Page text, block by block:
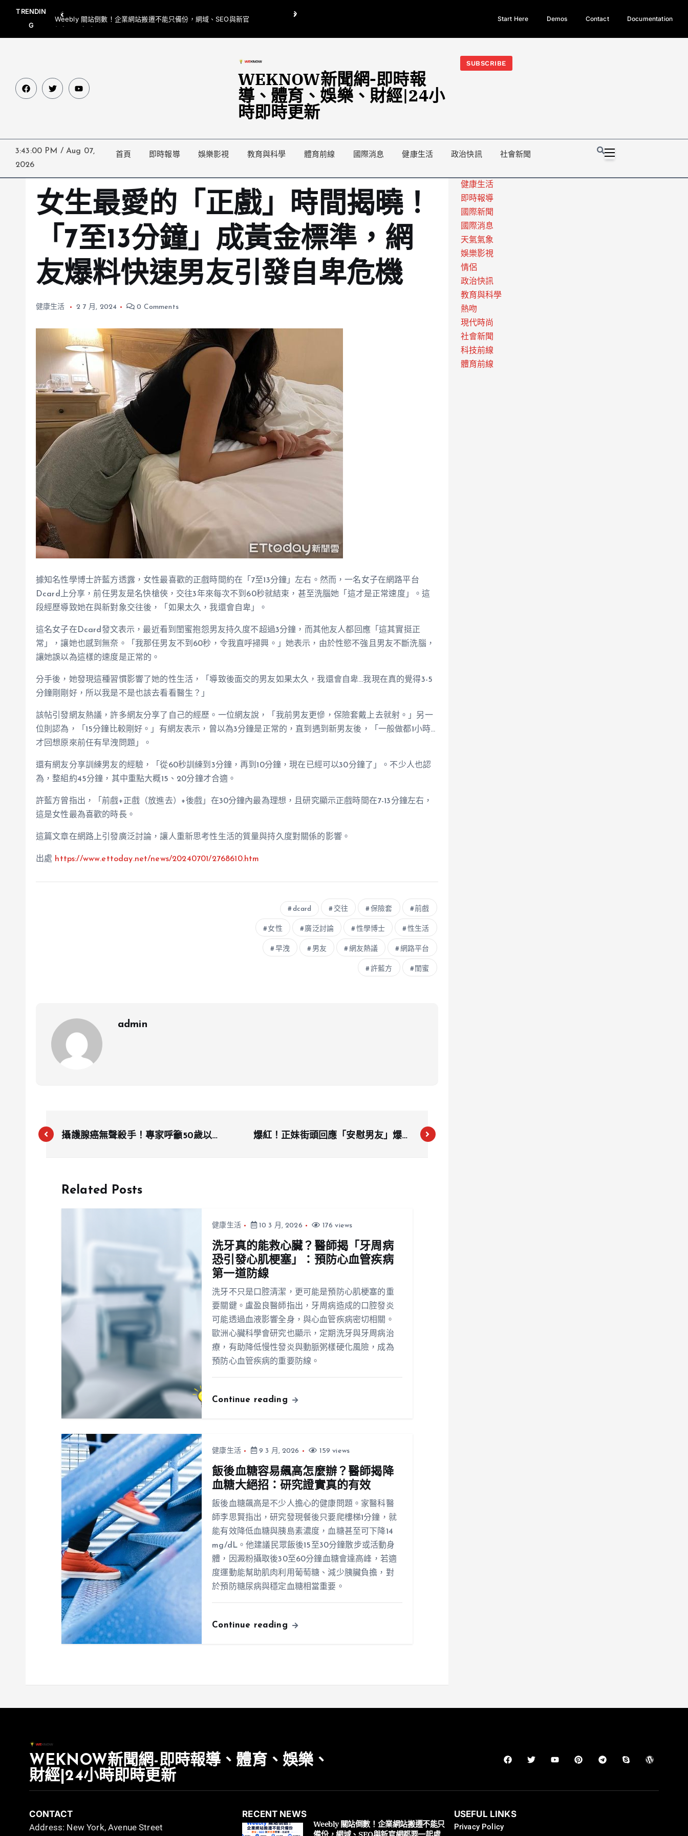
TRENDIN
G
Weebly 關站倒數！企業網站搬遷不能只備份，網域、SEO與新官
網都要一起處理
翁曉玲喊刪陸委會1295萬媒宣費惹議 梁文傑回「只能靠嘴巴」
今日熱門新聞TOP3｜西拉雅族正式成第17個原住民族、立院電競
光電場回
Start Here Demos Contact Documentation
WEKNOW新聞網-即時報
導、體育、娛樂、財經|24小
時即時更新
SUBSCRIBE
3:43:01 PM /
Aug 07,
2026
首頁 即時報導 娛樂影視 教育與科學 體育前線 國際消息 健康生活 政治快訊 社會新聞
女生最愛的「正戲」時間揭曉！
「7至13分鐘」成黃金標準，網
友爆料快速男友引發自卑危機
健康生活 2 7 月, 2024 0 Comments
據知名性學博士許藍方透露，女性最喜歡的正戲時間約在「7至13分鐘」左右。然而，一名女子在網路平台
Dcard上分享，前任男友是名快槍俠，交往3年來每次不到60秒就結束，甚至洗腦她「這才是正常速度」。這
段經歷導致她在與新對象交往後，「如果太久，我還會自卑」。
這名女子在Dcard發文表示，最近看到閨蜜抱怨男友持久度不超過3分鐘，而其他友人都回應「這其實挺正
常」，讓她也感到無奈。「我那任男友不到60秒，令我直呼掃興。」她表示，由於性慾不強且男友不斷洗腦，
讓她誤以為這樣的速度是正常的。
分手後，她發現這種習慣影響了她的性生活，「導致後面交的男友如果太久，我還會自卑…我現在真的覺得3-5
分鐘剛剛好，所以我是不是也該去看看醫生？」
該帖引發網友熱議，許多網友分享了自己的經歷。一位網友說，「我前男友更慘，保險套戴上去就射。」另一
位則認為，「15分鐘比較剛好。」有網友表示，曾以為3分鐘是正常的，直到遇到新男友後，「一般做都1小時…
才回想原來前任有早洩問題」。
還有網友分享訓練男友的經驗，「從60秒訓練到3分鐘，再到10分鐘，現在已經可以30分鐘了」。不少人也認
為，整組約45分鐘，其中重點大概15、20分鐘才合適。
許藍方曾指出，「前戲+正戲（放進去）+後戲」在30分鐘內最為理想，且研究顯示正戲時間在7-13分鐘左右，
這是女性最為喜歡的時長。
這篇文章在網路上引發廣泛討論，讓人重新思考性生活的質量與持久度對關係的影響。
出處 https://www.ettoday.net/news/20240701/2768610.htm
dcard 交往 保險套 前戲
女性 廣泛討論 性學博士 性生活
早洩 男友 網友熱議 網路平台
許藍方 閨蜜
admin
攝護腺癌無聲殺手！專家呼籲50歲以上
爆紅！正妹街頭回應「安慰男友」爆笑
Related Posts
健康生活 10 3 月, 2026 176 views
洗牙真的能救心臟？醫師揭「牙周病
恐引發心肌梗塞」：預防心血管疾病
第一道防線
洗牙不只是口腔清潔，更可能是預防心肌梗塞的重
要關鍵。盧盈良醫師指出，牙周病造成的口腔發炎
可能透過血液影響全身，與心血管疾病密切相關。
歐洲心臟科學會研究也顯示，定期洗牙與牙周病治
療，有助降低慢性發炎與動脈粥樣硬化風險，成為
預防心血管疾病的重要防線。
Continue reading
健康生活 9 3 月, 2026 159 views
飯後血糖容易飆高怎麼辦？醫師揭降
血糖大絕招：研究證實真的有效
飯後血糖飆高是不少人擔心的健康問題。家醫科醫
師李思賢指出，研究發現餐後只要爬樓梯1分鐘，就
能有效降低血糖與胰島素濃度，血糖甚至可下降14
mg/dL。他建議民眾飯後15至30分鐘散步或活動身
體，因澱粉攝取後30至60分鐘血糖會達高峰，若適
度運動能幫助肌肉利用葡萄糖、減少胰臟負擔，對
於預防糖尿病與穩定血糖相當重要。
Continue reading
健康生活
即時報導
國際新聞
國際消息
天氣氣象
娛樂影視
情侶
政治快訊
教育與科學
熱吻
現代時尚
社會新聞
科技前線
體育前線
WEKNOW新聞網-即時報導、體育、娛樂、
財經|24小時即時更新
CONTACT
Address: New York, Avenue Street
RECENT NEWS
Weebly 關站倒數！企業網站搬遷不能只
USEFUL LINKS
Privacy Policy